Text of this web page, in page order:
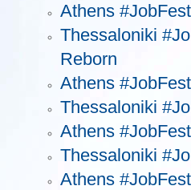
Athens
Thessaloniki
Reborn
Athens
Thessaloniki
Athens
Thessaloniki
Athens